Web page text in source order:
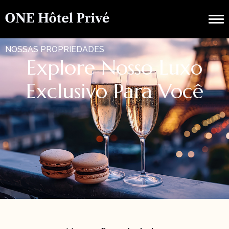
NOSSAS PROPRIEDADES
Explore Nosso Luxo
Exclusivo Para Você